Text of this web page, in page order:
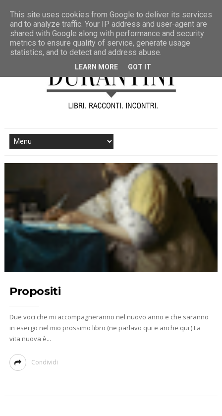
Propositi
Due voci che mi accompagneranno nel nuovo anno e che saranno
in esergo nel mio prossimo libro (ne parlavo qui e anche qui ) La
vita nuova è...
Condividi
This site uses cookies from Google to deliver its services
and to analyze traffic. Your IP address and user-agent are
shared with Google along with performance and security
metrics to ensure quality of service, generate usage
statistics, and to detect and address abuse.
LEARN MORE GOT IT